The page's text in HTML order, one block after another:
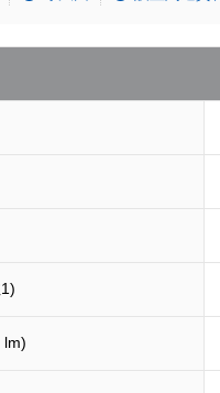
lm)